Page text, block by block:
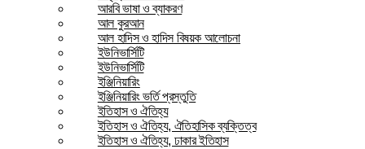
আরবি ভাষা ও ব্যাকরণ
আল কুরআন
আল হাদিস ও হাদিস বিষয়ক আলোচনা
ইউনিভার্সিটি
ইউনিভার্সিটি
ইঞ্জিনিয়ারিং
ইঞ্জিনিয়ারিং ভর্তি প্রস্তুতি
ইতিহাস ও ঐতিহ্য
ইতিহাস ও ঐতিহ্য, ঐতিহাসিক ব্যক্তিত্ব
ইতিহাস ও ঐতিহ্য, ঢাকার ইতিহাস